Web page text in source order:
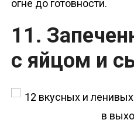
огне до готовности.
11.
с яйцом и